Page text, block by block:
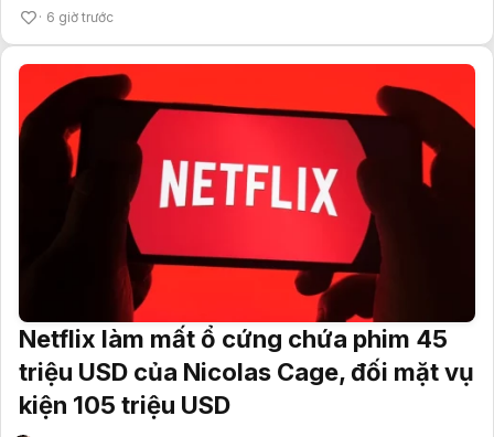
6 giờ trước
Netflix làm mất ổ cứng chứa phim 45
triệu USD của Nicolas Cage, đối mặt vụ
kiện 105 triệu USD